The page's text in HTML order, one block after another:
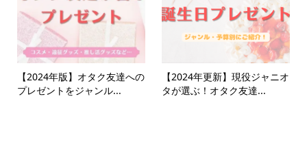
【2024年版】オタク友達への
プレゼントをジャンル...
【2024年更新】現役ジャニオ
タが選ぶ！オタク友達...